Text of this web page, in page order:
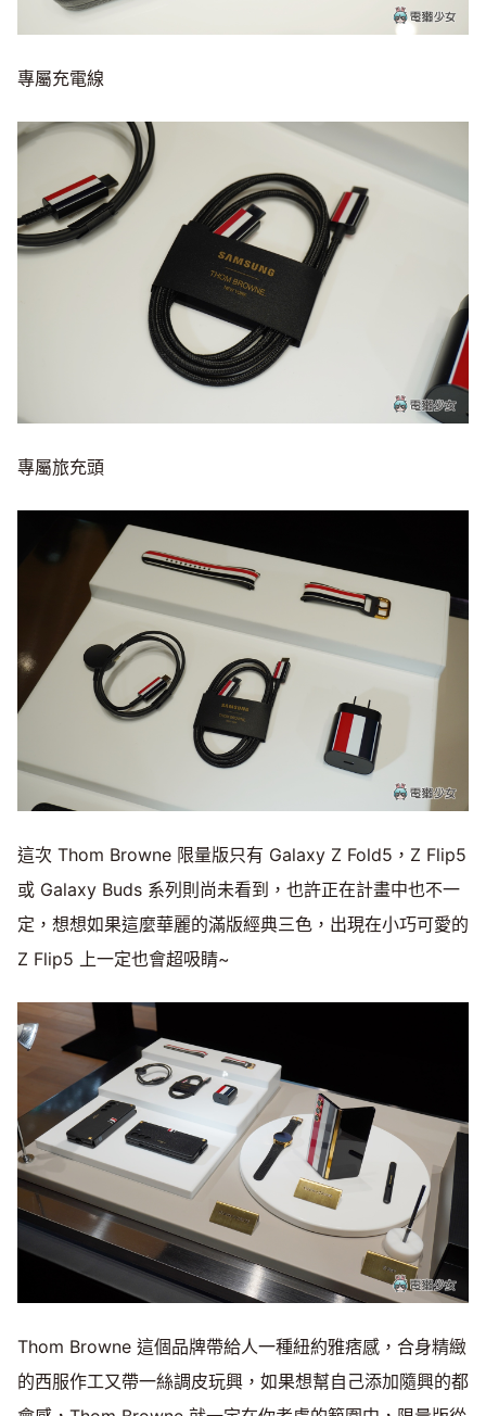
專屬充電線
專屬旅充頭
這次 Thom Browne 限量版只有 Galaxy Z Fold5，Z Flip5
或 Galaxy Buds 系列則尚未看到，也許正在計畫中也不一
定，想想如果這麼華麗的滿版經典三色，出現在小巧可愛的
Z Flip5 上一定也會超吸睛~
Thom Browne 這個品牌帶給人一種紐約雅痞感，合身精緻
的西服作工又帶一絲調皮玩興，如果想幫自己添加隨興的都